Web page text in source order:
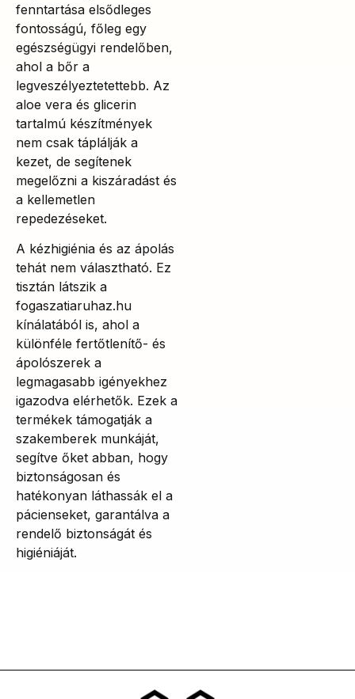
fenntartása elsődleges
fontosságú, főleg egy
egészségügyi rendelőben,
ahol a bőr a
legveszélyeztetettebb. Az
aloe vera és glicerin
tartalmú készítmények
nem csak táplálják a
kezet, de segítenek
megelőzni a kiszáradást és
a kellemetlen
repedezéseket.
A kézhigiénia és az ápolás
tehát nem választható. Ez
tisztán látszik a
fogaszatiaruhaz.hu
kínálatából is, ahol a
különféle fertőtlenítő- és
ápolószerek a
legmagasabb igényekhez
igazodva elérhetők. Ezek a
termékek támogatják a
szakemberek munkáját,
segítve őket abban, hogy
biztonságosan és
hatékonyan láthassák el a
pácienseket, garantálva a
rendelő biztonságát és
higiéniáját.